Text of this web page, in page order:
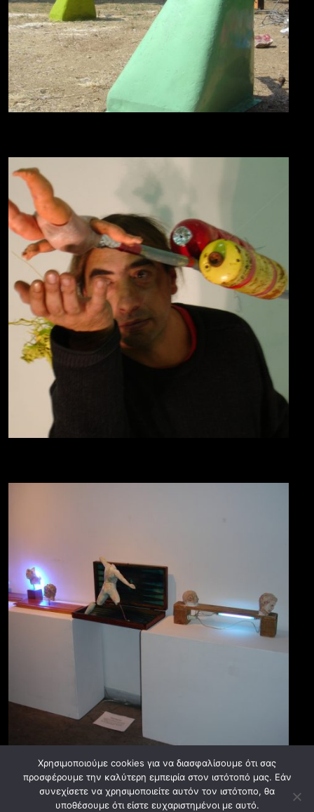
Χρησιμοποιούμε cookies για να διασφαλίσουμε ότι σας
προσφέρουμε την καλύτερη εμπειρία στον ιστότοπό μας. Εάν
συνεχίσετε να χρησιμοποιείτε αυτόν τον ιστότοπο, θα
υποθέσουμε ότι είστε ευχαριστημένοι με αυτό.